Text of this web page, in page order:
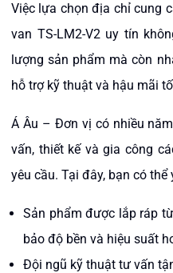
Việc lựa chọn địa chỉ cung
van TS-LM2-V2 uy tín
lượng sản phẩm mà còn
hỗ trợ kỹ thuật và hậu mãi
Á Âu – Đơn vị có nhiều
vấn, thiết kế và gia công
yêu cầu. Tại đây, bạn có thể
Sản phẩm được lắp ráp
bảo độ bền và hiệu suất
Đội ngũ kỹ thuật tư vấn